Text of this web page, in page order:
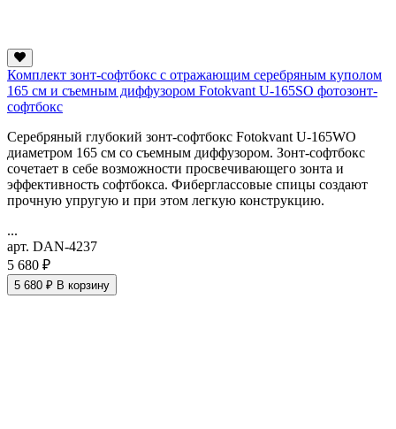
Комплект зонт-софтбокс с отражающим серебряным куполом
165 см и съемным диффузором Fotokvant U-165SO фотозонт-
софтбокс
Серебряный глубокий зонт-софтбокс Fotokvant U-165WO
диаметром 165 см со съемным диффузором. Зонт-софтбокс
сочетает в себе возможности просвечивающего зонта и
эффективность софтбокса. Фиберглассовые спицы создают
прочную упругую и при этом легкую конструкцию.
...
арт. DAN-4237
5 680 ₽
5 680 ₽ В корзину